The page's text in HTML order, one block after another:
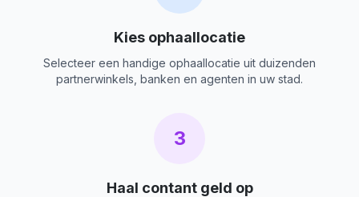
Kies ophaallocatie
Selecteer een handige ophaallocatie uit duizenden
partnerwinkels, banken en agenten in uw stad.
3
Haal contant geld op